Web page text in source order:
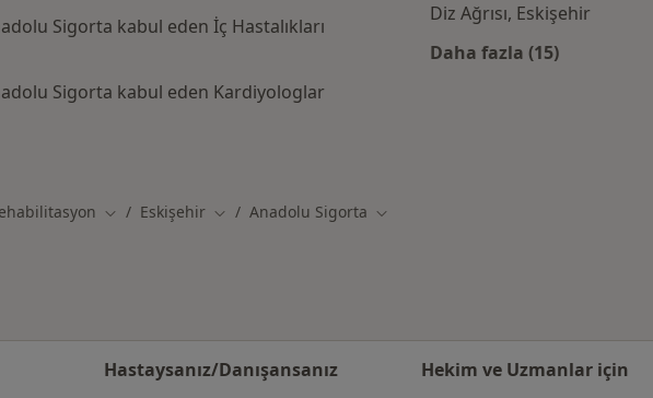
Sigorta kabul eden İç Hastalıkları
Sigorta kabul eden Kardiyologlar
Diz Ağrısı, Eskişehir
Daha fazla (15)
Şehir değiştir
Eskişehir Şehir değiştir
Anadolu Sigorta Şehir değiştir
Hastaysanız/Danışansanız
Hekim ve Uzmanlar için